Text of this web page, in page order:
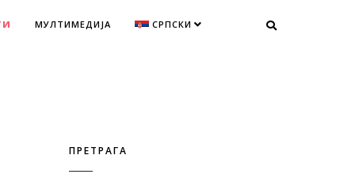
МУЛТИМЕДИЈА СРПСКИ
ПРЕТРАГА